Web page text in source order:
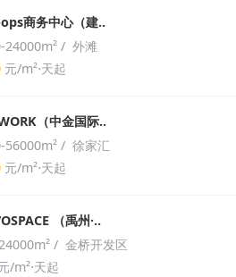
商务中心（建..
24000m² / 外滩
元/m²⋅天起
（中金国际..
56000m² / 徐家汇
元/m²⋅天起
（禹州·..
/ 金桥开发区
/m²⋅天起